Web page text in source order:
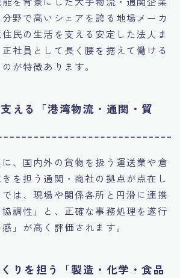
野で高いシェアを誇る地場メーカ
民の生活を支える安定した法人ま
社員として長く腰を据えて働ける
が特徴あります。
える「港湾物流・通関・貿
、国内外の貨物を扱う運送業や倉
を担う通関・商社の拠点が点在し
は、現場や関係各所と円滑に連携
調性」と、正確な事務処理を遂行
」が高く評価されます。
りを担う「製造・化学・食品